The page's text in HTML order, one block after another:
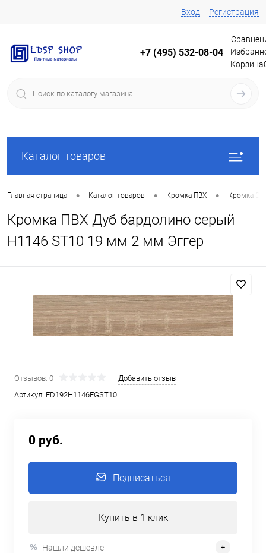
Вход Регистрация
+7 (495) 532-08-04
Корзина
Каталог товаров
Главная страница • Каталог товаров • Кромка ПВХ • Кромка
Кромка ПВХ Дуб бардолино серый
Н1146 ST10 19 мм 2 мм Эггер
Отзывов: 0
Добавить отзыв
Артикул: ED192Н1146EGST10
0 руб.
Подписаться
Купить в 1 клик
Нашли дешевле